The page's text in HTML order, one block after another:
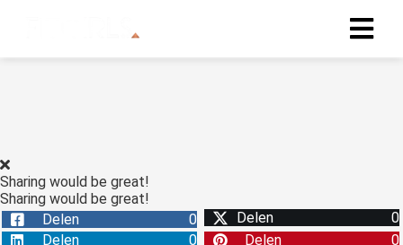
Sharing would be great!
Sharing would be great!
Delen
0 Delen
0
Delen
0 Delen 0